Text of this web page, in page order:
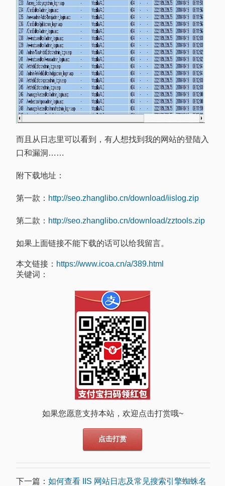
而且从日志里可以看到，有人想找到我的网站的登陆入
口和漏洞……
附下载地址：
第一款： http://seo.zhanglibo.cn/download/iislog.zip
第二款： http://seo.zhanglibo.cn/download/zztools.zip
如果上面链接不能下载的话可以给我留言。
本文链接： https://www.icoa.cn/a/389.html
关键词：
如果您愿意支持本站，欢迎点击打赏哦~
点击打赏
下一篇： 如何查看 IIS 网站日志及常见搜索引擎蜘蛛名